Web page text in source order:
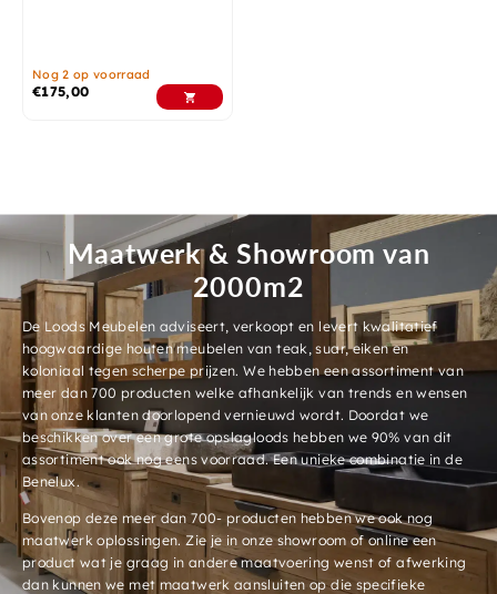
Nog 2 op voorraad
€175,00
Maatwerk & Showroom van
2000m2
De Loods Meubelen adviseert, verkoopt en levert kwalitatief
hoogwaardige houten meubelen van teak, suar, eiken en
koloniaal tegen scherpe prijzen. We hebben een assortiment van
meer dan 700 producten welke afhankelijk van trends en wensen
van onze klanten doorlopend vernieuwd wordt. Doordat we
beschikken over een grote opslagloods hebben we 90% van dit
assortiment ook nog eens voorraad. Een unieke combinatie in de
Benelux.
Bovenop deze meer dan 700- producten hebben we ook nog
maatwerk oplossingen. Zie je in onze showroom of online een
product wat je graag in andere maatvoering wenst of afwerking
dan kunnen we met maatwerk aansluiten op die specifieke